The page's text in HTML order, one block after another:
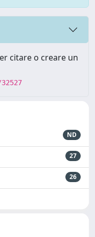
citare o creare un
ND
27
26